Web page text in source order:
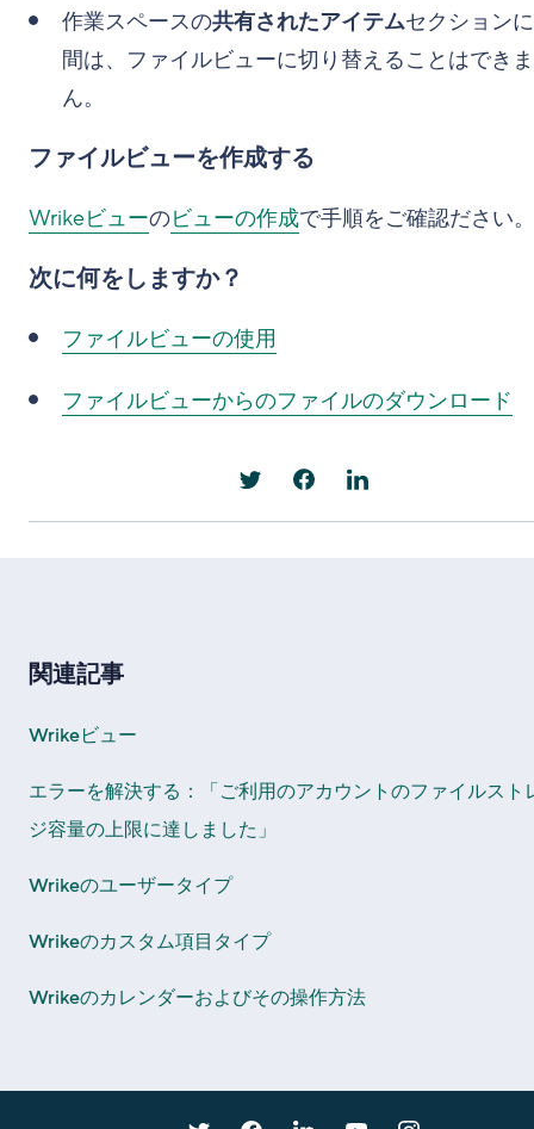
作業スペースの共有されたアイテムセクション
間は、ファイルビューに切り替えることはでき
ん。
ファイルビューを作成する
Wrikeビューのビューの作成で手順をご確認ださい。
次に何をしますか？
ファイルビューの使用
ファイルビューからのファイルのダウンロード
関連記事
Wrikeビュー
エラーを解決する：「ご利用のアカウントのファイルスト
ジ容量の上限に達しました」
Wrikeのユーザータイプ
Wrikeのカスタム項目タイプ
Wrikeのカレンダーおよびその操作方法